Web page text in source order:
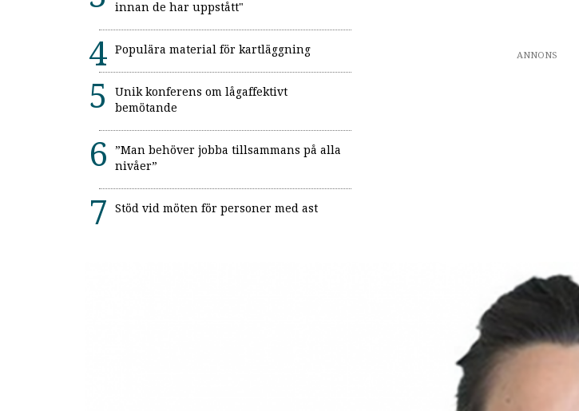
innan de har uppstått"
Populära material för kartläggning
Unik konferens om lågaffektivt
bemötande
”Man behöver jobba tillsammans på alla
nivåer”
Stöd vid möten för personer med ast
ANNONS